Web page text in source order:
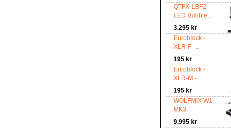
QTFX-LBF2
LED Bubble...
3.295 kr
Euroblock -
XLR-F -...
195 kr
Euroblock -
XLR-M -...
195 kr
WOLFMIX W1
MK3
9.995 kr